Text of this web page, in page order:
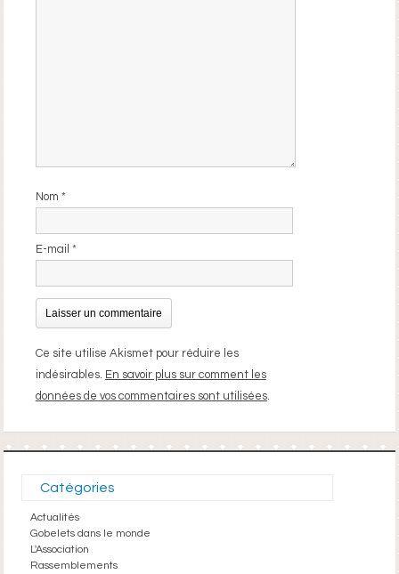
Nom *
E-mail *
Ce site utilise Akismet pour réduire les
indésirables. En savoir plus sur comment les
données de vos commentaires sont utilisées.
Catégories
Actualités
Gobelets dans le monde
L'Association
Rassemblements